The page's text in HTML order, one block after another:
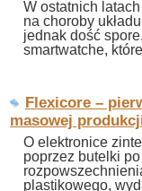
W ostatnich
na choroby
jednak dość
smartwatche,
Flexicore –
masowej
O elektronice
poprzez butelki
plastikowego,